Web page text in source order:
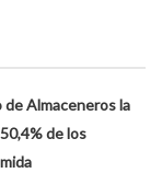
Almaceneros la
de los